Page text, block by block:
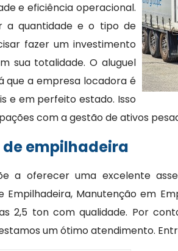
e eficiência operacional.
a quantidade e o tipo de
fazer um investimento
sua totalidade. O aluguel
que a empresa locadora é
e em perfeito estado. Isso
com a gestão de ativos
de empilhadeira
a oferecer uma excelente
Manutenção em
2,5 ton com qualidade. Por
um ótimo atendimento.